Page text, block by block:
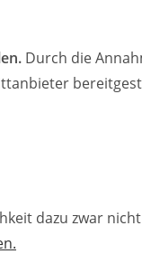
Durch die
dazu zwar